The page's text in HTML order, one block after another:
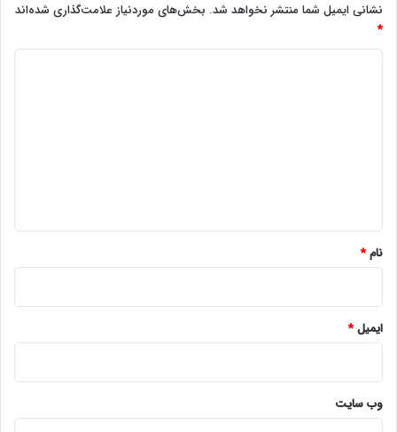
نشانی ایمیل شما منتشر نخواهد شد. بخش‌های موردنیاز علامت‌گذاری شده‌اند
*
نام*
ایمیل*
وب‌ سایت